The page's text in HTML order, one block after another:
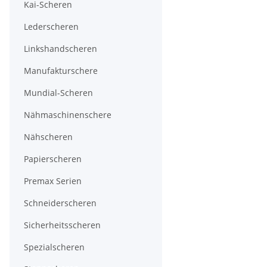
Kai-Scheren
Lederscheren
Linkshandscheren
Manufakturschere
Mundial-Scheren
Nähmaschinenschere
Nähscheren
Papierscheren
Premax Serien
Schneiderscheren
Sicherheitsscheren
Spezialscheren